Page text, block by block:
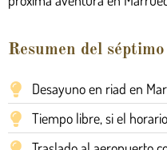
Resumen del
Desayuno en riad en
Tiempo libre, si el